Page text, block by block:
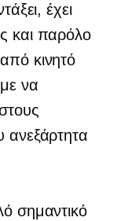
έχει
και παρόλο
κινητό
να
ανεξάρτητα
σημαντικό